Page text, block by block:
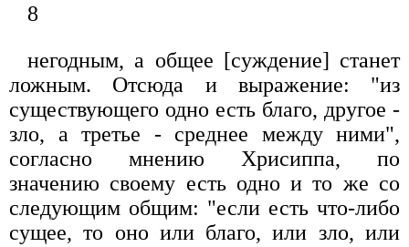
8
негодным, а общее [суждение] станет
ложным. Отсюда и выражение: "из
существующего одно есть благо, другое -
зло, а третье - среднее между ними",
согласно мнению Хрисиппа, по
значению своему есть одно и то же со
следующим общим: "если есть что-либо
сущее, то оно или благо, или зло, или